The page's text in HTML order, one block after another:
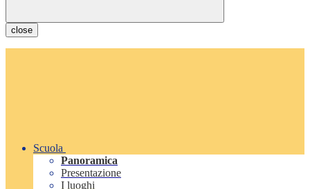
close
Scuola
Panoramica
Presentazione
I luoghi